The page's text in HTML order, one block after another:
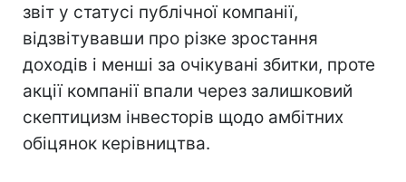
звіт у статусі публічної компанії,
відзвітувавши про різке зростання
доходів і менші за очікувані збитки, проте
акції компанії впали через залишковий
скептицизм інвесторів щодо амбітних
обіцянок керівництва.